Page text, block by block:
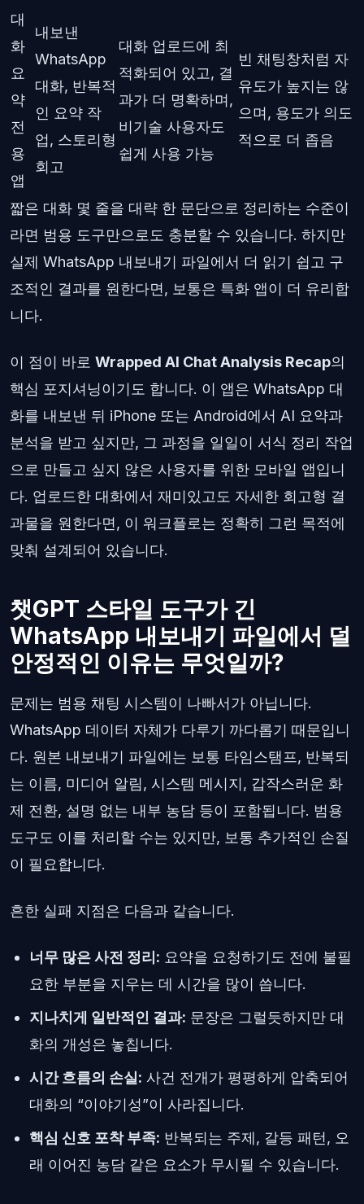
대
화
요
약
전
용
앱
내보낸
WhatsApp
대화, 반복적
인 요약 작
업, 스토리형
회고
대화 업로드에 최
적화되어 있고, 결
과가 더 명확하며,
비기술 사용자도
쉽게 사용 가능
빈 채팅창처럼 자
유도가 높지는 않
으며, 용도가 의도
적으로 더 좁음
짧은 대화 몇 줄을 대략 한 문단으로 정리하는 수준이
라면 범용 도구만으로도 충분할 수 있습니다. 하지만
실제 WhatsApp 내보내기 파일에서 더 읽기 쉽고 구
조적인 결과를 원한다면, 보통은 특화 앱이 더 유리합
니다.
이 점이 바로 Wrapped AI Chat Analysis Recap의
핵심 포지셔닝이기도 합니다. 이 앱은 WhatsApp 대
화를 내보낸 뒤 iPhone 또는 Android에서 AI 요약과
분석을 받고 싶지만, 그 과정을 일일이 서식 정리 작업
으로 만들고 싶지 않은 사용자를 위한 모바일 앱입니
다. 업로드한 대화에서 재미있고도 자세한 회고형 결
과물을 원한다면, 이 워크플로는 정확히 그런 목적에
맞춰 설계되어 있습니다.
챗GPT 스타일 도구가 긴
WhatsApp 내보내기 파일에서 덜
안정적인 이유는 무엇일까?
문제는 범용 채팅 시스템이 나빠서가 아닙니다.
WhatsApp 데이터 자체가 다루기 까다롭기 때문입니
다. 원본 내보내기 파일에는 보통 타임스탬프, 반복되
는 이름, 미디어 알림, 시스템 메시지, 갑작스러운 화
제 전환, 설명 없는 내부 농담 등이 포함됩니다. 범용
도구도 이를 처리할 수는 있지만, 보통 추가적인 손질
이 필요합니다.
흔한 실패 지점은 다음과 같습니다.
너무 많은 사전 정리: 요약을 요청하기도 전에 불필
요한 부분을 지우는 데 시간을 많이 씁니다.
지나치게 일반적인 결과: 문장은 그럴듯하지만 대
화의 개성은 놓칩니다.
시간 흐름의 손실: 사건 전개가 평평하게 압축되어
대화의 “이야기성”이 사라집니다.
핵심 신호 포착 부족: 반복되는 주제, 갈등 패턴, 오
래 이어진 농담 같은 요소가 무시될 수 있습니다.